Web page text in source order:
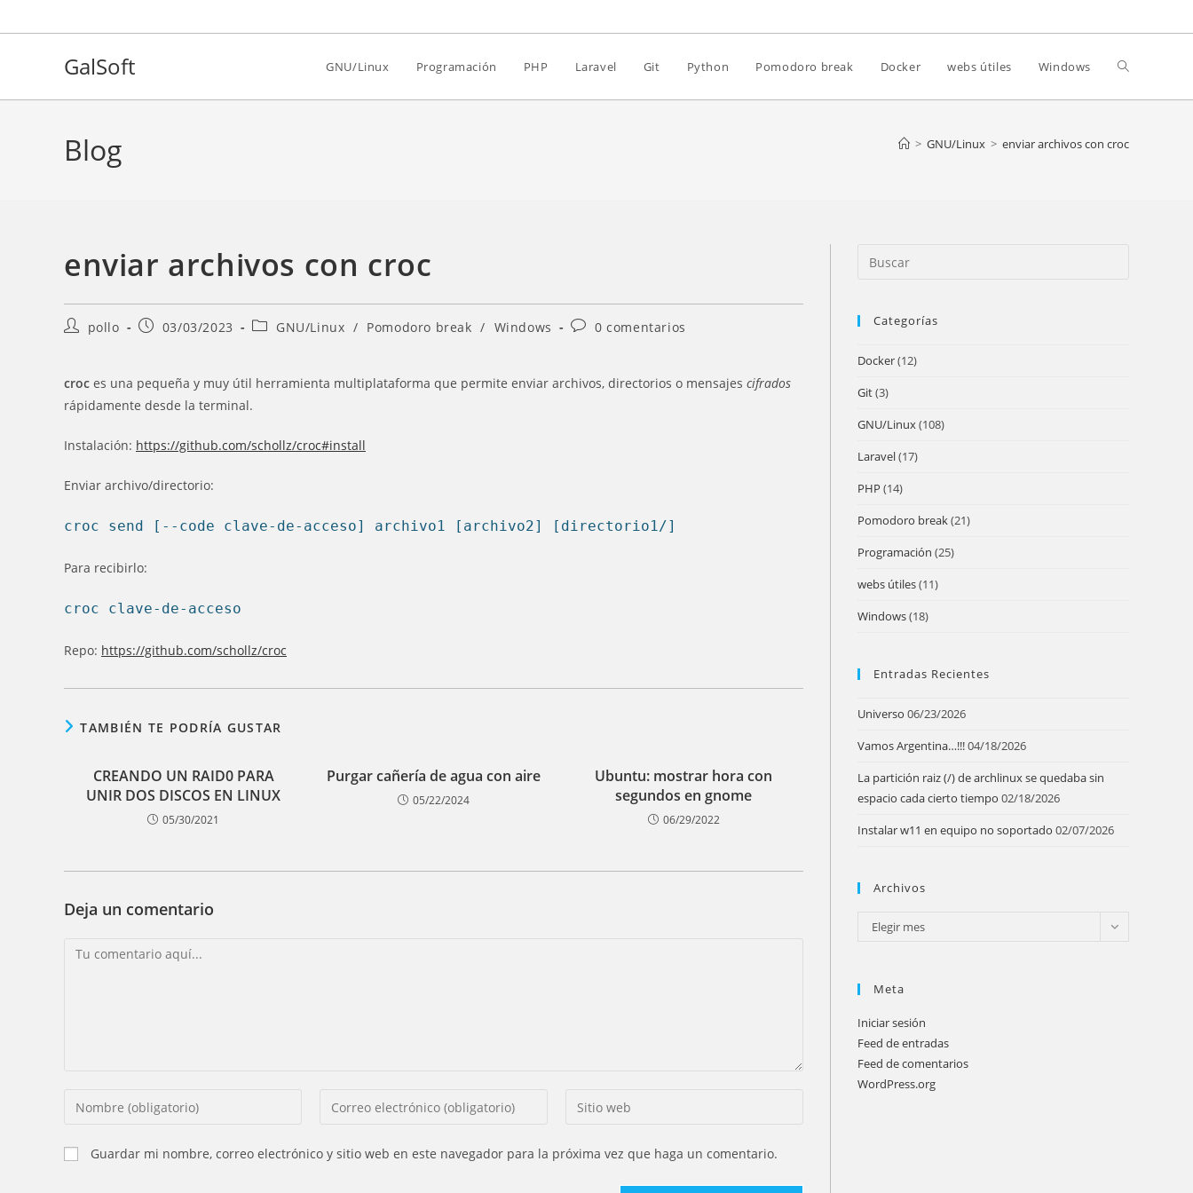
al
GalSoft GNU/Linux Programación PHP Laravel Git Python Pomodoro break Docker webs útiles Windows Alternar
Blog > GNU/Linux > enviar archivos con croc
enviar archivos con croc
Autorpollo
Entrada03/03/2023
Categoría
entrada:
GNU/Linux / Pomodoro break / Windows
Comentarios
entrada:
0 comentarios
croc es una pequeña y muy útil herramienta multiplataforma que permite enviar archivos, directorios o mensajes cifrados
rápidamente desde la terminal.
Instalación: https://github.com/schollz/croc#install
Enviar archivo/directorio:
croc send [--code clave-de-acceso] archivo1 [archivo2] [directorio1/]
Para recibirlo:
croc clave-de-acceso
Repo: https://github.com/schollz/croc
TAMBIÉN TE PODRÍA GUSTAR
CREANDO UN RAID0 PARA
UNIR DOS DISCOS EN LINUX
05/30/2021
Purgar cañería de agua con aire
05/22/2024
Ubuntu: mostrar hora con
segundos en gnome
06/29/2022
Deja un comentario
Comentario
Introducí
nombre
o
Introducí
de
Introducí
Guardar mi nombre, correo electrónico y sitio web en este navegador para la próxima vez que haga un comentario.
Categorías
Docker(12)
Git(3)
GNU/Linux(108)
Laravel(17)
PHP (14)
Pomodoro break(21)
Programación (25)
webs útiles(11)
Windows(18)
Entradas Recientes
Universo 06/23/2026
Vamos Argentina…!!!04/18/2026
La partición raiz (/) de archlinux se quedaba sin
espacio cada cierto tiempo 02/18/2026
Instalar w11 en equipo no soportado 02/07/2026
Archivos
Archivos
Elegir mes
Meta
Iniciar sesión
Feed de entradas
Feed de comentarios
WordPress.org